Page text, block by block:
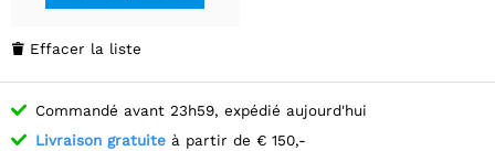
 Effacer la liste
Commandé avant 23h59, expédié aujourd'hui
Livraison gratuite à partir de € 150,-